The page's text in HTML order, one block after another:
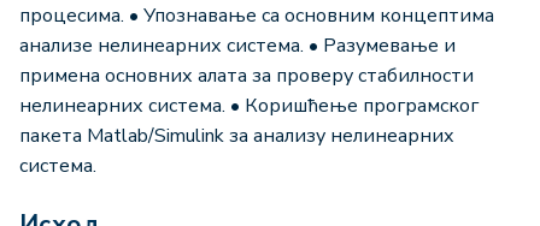
процесима. • Упознавање са основним концептима
анализе нелинеарних система. • Разумевање и
примена основних алата за проверу стабилности
нелинеарних система. • Коришћење програмског
пакета Мatlab/Simulink за анализу нелинеарних
система.